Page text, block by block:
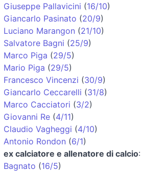
Giuseppe Pallavicini (16/10)
Giancarlo Pasinato (20/9)
Luciano Marangon (21/10)
Salvatore Bagni (25/9)
Marco Piga (29/5)
Mario Piga (29/5)
Francesco Vincenzi (30/9)
Giancarlo Ceccarelli (31/8)
Marco Cacciatori (3/2)
Giovanni Re (4/11)
Claudio Vagheggi (4/10)
Antonio Rondon (6/1)
ex calciatore e allenatore di calcio:
Bagnato (16/5)